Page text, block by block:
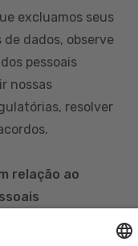
excluamos seus
de dados, observe
pessoais
nossas
resolver
relação ao